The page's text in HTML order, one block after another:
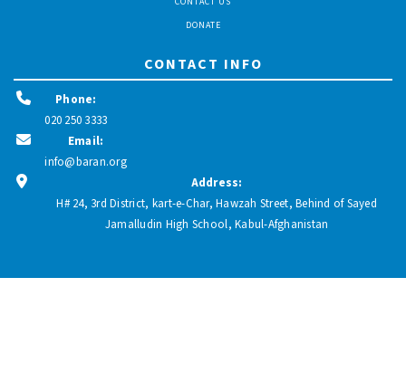
DONATE
CONTACT INFO
Phone:
020 250 3333
Email:
info@baran.org
Address:
H# 24, 3rd District, kart-e-Char, Hawzah Street, Behind of Sayed
Jamalludin High School, Kabul-Afghanistan